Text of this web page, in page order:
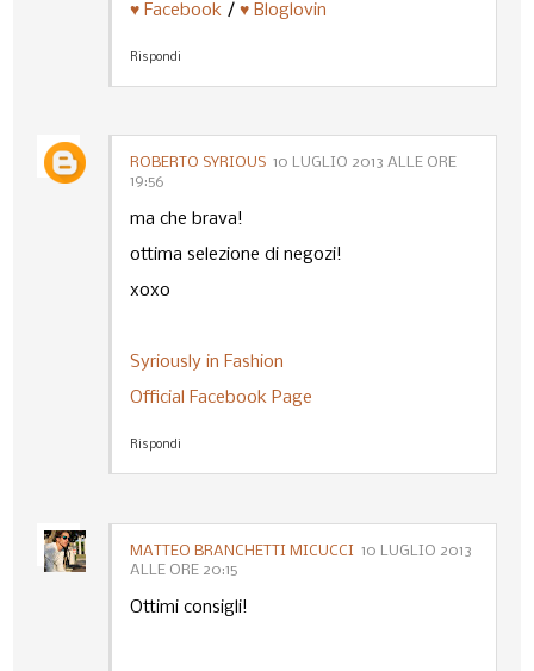
♥ Facebook /♥ Bloglovin
Rispondi
ROBERTO SYRIOUS 10 LUGLIO 2013 ALLE ORE
19:56
ma che brava!
ottima selezione di negozi!
xoxo
Syriously in Fashion
Official Facebook Page
Rispondi
MATTEO BRANCHETTI MICUCCI 10 LUGLIO 2013
ALLE ORE 20:15
Ottimi consigli!